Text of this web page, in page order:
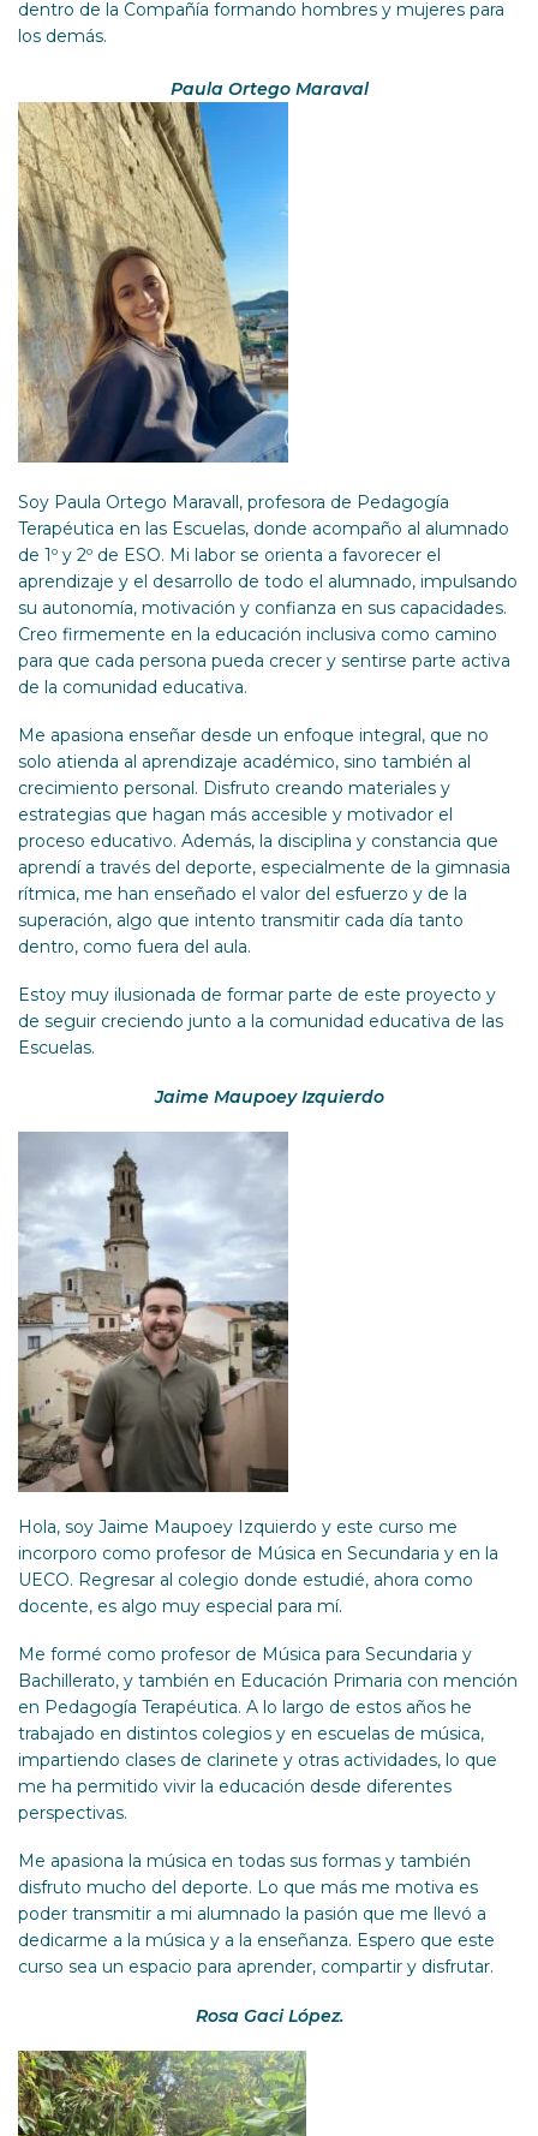
dentro de la Compañía formando hombres y mujeres para
los demás.
Paula Ortego Maraval
Soy Paula Ortego Maravall, profesora de Pedagogía
Terapéutica en las Escuelas, donde acompaño al alumnado
de 1º y 2º de ESO. Mi labor se orienta a favorecer el
aprendizaje y el desarrollo de todo el alumnado, impulsando
su autonomía, motivación y confianza en sus capacidades.
Creo firmemente en la educación inclusiva como camino
para que cada persona pueda crecer y sentirse parte activa
de la comunidad educativa.
Me apasiona enseñar desde un enfoque integral, que no
solo atienda al aprendizaje académico, sino también al
crecimiento personal. Disfruto creando materiales y
estrategias que hagan más accesible y motivador el
proceso educativo. Además, la disciplina y constancia que
aprendí a través del deporte, especialmente de la gimnasia
rítmica, me han enseñado el valor del esfuerzo y de la
superación, algo que intento transmitir cada día tanto
dentro, como fuera del aula.
Estoy muy ilusionada de formar parte de este proyecto y
de seguir creciendo junto a la comunidad educativa de las
Escuelas.
Jaime Maupoey Izquierdo
Hola, soy Jaime Maupoey Izquierdo y este curso me
incorporo como profesor de Música en Secundaria y en la
UECO. Regresar al colegio donde estudié, ahora como
docente, es algo muy especial para mí.
Me formé como profesor de Música para Secundaria y
Bachillerato, y también en Educación Primaria con mención
en Pedagogía Terapéutica. A lo largo de estos años he
trabajado en distintos colegios y en escuelas de música,
impartiendo clases de clarinete y otras actividades, lo que
me ha permitido vivir la educación desde diferentes
perspectivas.
Me apasiona la música en todas sus formas y también
disfruto mucho del deporte. Lo que más me motiva es
poder transmitir a mi alumnado la pasión que me llevó a
dedicarme a la música y a la enseñanza. Espero que este
curso sea un espacio para aprender, compartir y disfrutar.
Rosa Gaci López.